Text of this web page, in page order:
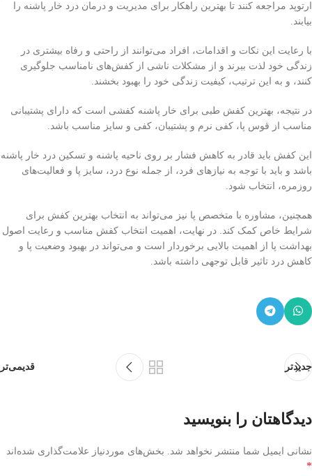
ارتوپد مراجعه کنند تا بهترین راهکار برای مدیریت و درمان درد خار پاشنه را
بیابند.
با رعایت این نکات و اقدامات، افراد می‌توانند از راحتی و رفاه بیشتری در
زندگی خود لذت ببرند و از مشکلات ناشی از کفش‌های نامناسب جلوگیری
کنند، و به این ترتیب، کیفیت زندگی خود را بهبود بخشند.
در نتیجه، بهترین کفش طبی برای خار پاشنه کفشی است که دارای پشتیبانی
مناسب از قوس پا، کفی نرم و پشتیبان، کفی و سایز مناسب باشد.
این کفش باید قادر به کاهش فشار بر روی ناحیه پاشنه و تسکین درد خار پاشنه
باشد و باید با توجه به نیازهای فرد، از جمله نوع درد، سایز پا و فعالیت‌های
روزمره، انتخاب شود.
همچنین، مشاوره با متخصص پا نیز می‌تواند به انتخاب بهترین کفش برای
شرایط خاص کمک کند. در نهایت، اهمیت انتخاب کفش مناسب و رعایت اصول
بهداشت پا از اهمیت بالایی برخوردار است و می‌تواند در بهبود وضعیت پا و
کاهش درد تاثیر قابل توجهی داشته باشد.
جدیدتر قدیمی‌تر
دیدگاهتان را بنویسید
نشانی ایمیل شما منتشر نخواهد شد. بخش‌های موردنیاز علامت‌گذاری شده‌اند
*